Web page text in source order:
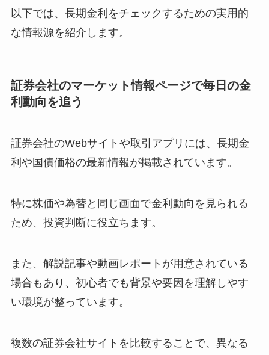
以下では、長期金利をチェックするための実用的
な情報源を紹介します。
証券会社のマーケット情報ページで毎日の金
利動向を追う
証券会社のWebサイトや取引アプリには、長期金
利や国債価格の最新情報が掲載されています。
特に株価や為替と同じ画面で金利動向を見られる
ため、投資判断に役立ちます。
また、解説記事や動画レポートが用意されている
場合もあり、初心者でも背景や要因を理解しやす
い環境が整っています。
複数の証券会社サイトを比較することで、異なる